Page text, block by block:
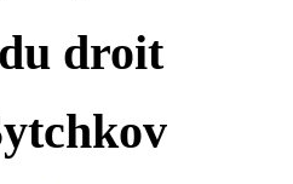
droit